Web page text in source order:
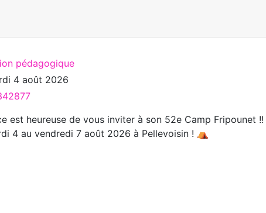
pédagogique
4 août 2026
est heureuse de vous inviter à son 52e Camp Fripounet !!
4 au vendredi 7 août 2026 à Pellevoisin ! ⛺